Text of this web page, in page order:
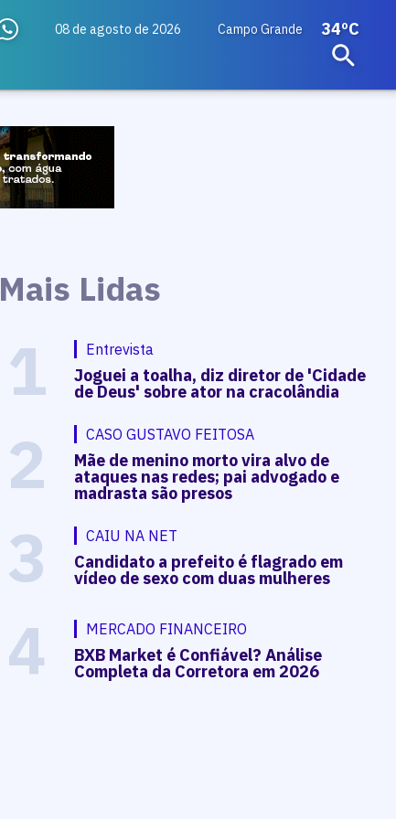
08 de agosto de 2026 Campo Grande 34ºC
Mais Lidas
1 Entrevista
Joguei a toalha, diz diretor de 'Cidade
de Deus' sobre ator na cracolândia
2 CASO GUSTAVO FEITOSA
Mãe de menino morto vira alvo de
ataques nas redes; pai advogado e
madrasta são presos
3 CAIU NA NET
Candidato a prefeito é flagrado em
vídeo de sexo com duas mulheres
4 MERCADO FINANCEIRO
BXB Market é Confiável? Análise
Completa da Corretora em 2026